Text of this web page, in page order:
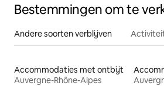
Bestemmingen om te
Andere soorten verblijven
Accommodaties met ontbijt
Auvergne-Rhône-Alpes